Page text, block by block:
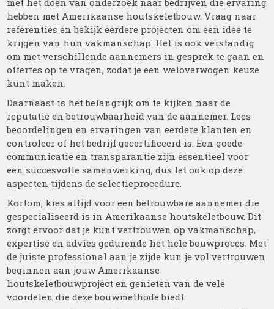
met het doen van onderzoek naar bedrijven die ervaring
hebben met Amerikaanse houtskeletbouw. Vraag naar
referenties en bekijk eerdere projecten om een idee te
krijgen van hun vakmanschap. Het is ook verstandig
om met verschillende aannemers in gesprek te gaan en
offertes op te vragen, zodat je een weloverwogen keuze
kunt maken.
Daarnaast is het belangrijk om te kijken naar de
reputatie en betrouwbaarheid van de aannemer. Lees
beoordelingen en ervaringen van eerdere klanten en
controleer of het bedrijf gecertificeerd is. Een goede
communicatie en transparantie zijn essentieel voor
een succesvolle samenwerking, dus let ook op deze
aspecten tijdens de selectieprocedure.
Kortom, kies altijd voor een betrouwbare aannemer die
gespecialiseerd is in Amerikaanse houtskeletbouw. Dit
zorgt ervoor dat je kunt vertrouwen op vakmanschap,
expertise en advies gedurende het hele bouwproces. Met
de juiste professional aan je zijde kun je vol vertrouwen
beginnen aan jouw Amerikaanse
houtskeletbouwproject en genieten van de vele
voordelen die deze bouwmethode biedt.